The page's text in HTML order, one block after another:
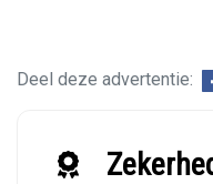
Deel deze advertentie: